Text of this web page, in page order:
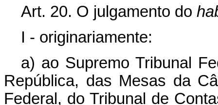
Art. 20. O julgamento do
I - originariamente:
a) ao Supremo Tribunal
República, das Mesas da
Federal, do Tribunal de